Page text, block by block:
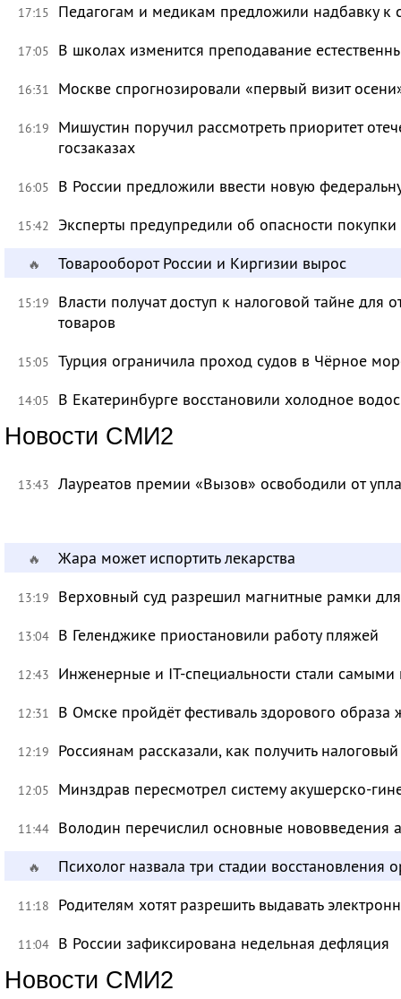
17:15 Педагогам и медикам предложили надбавку к
17:05 В школах изменится преподавание
16:31 Москве спрогнозировали «первый визит
16:19
Мишустин поручил рассмотреть приоритет
госзаказах
16:05 В России предложили ввести новую
15:42 Эксперты предупредили об опасности
🔥 Товарооборот России и Киргизии вырос
15:19
Власти получат доступ к налоговой тайне для
товаров
15:05 Турция ограничила проход судов в Чёрное
14:05 В Екатеринбурге восстановили холодное
Новости СМИ2
13:43 Лауреатов премии «Вызов» освободили от
🔥 Жара может испортить лекарства
13:19 Верховный суд разрешил магнитные рамки
13:04 В Геленджике приостановили работу пляжей
12:43 Инженерные и IT-специальности стали
12:31 В Омске пройдёт фестиваль здорового
12:19 Россиянам рассказали, как получить
12:05 Минздрав пересмотрел систему акушерско-
11:44 Володин перечислил основные нововведения
🔥 Психолог назвала три стадии восстановления
11:18 Родителям хотят разрешить выдавать
11:04 В России зафиксирована недельная дефляция
Новости СМИ2